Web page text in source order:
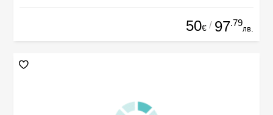
50€ / 97.79
лв.